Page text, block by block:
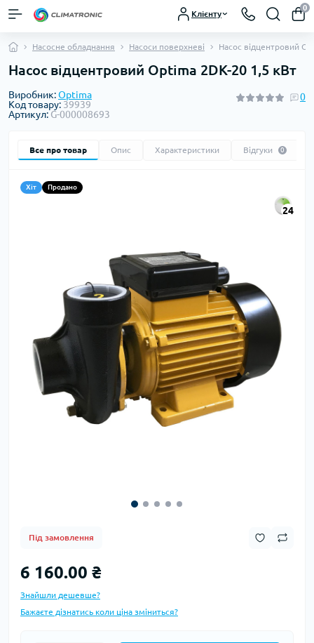
Клієнту
0
Насосне обладнання Насоси поверхневі Насос відцентровий
Насос відцентровий Optima 2DK-20 1,5 кВт
Виробник:Optima
Код товару: 39939
Артикул: G-000008693
0
Все про товар Опис Характеристики Відгуки 0
Хіт Продано
24
Під замовлення
6 160.00 ₴
Знайшли дешевше?
Бажаєте дізнатись коли ціна зміниться?